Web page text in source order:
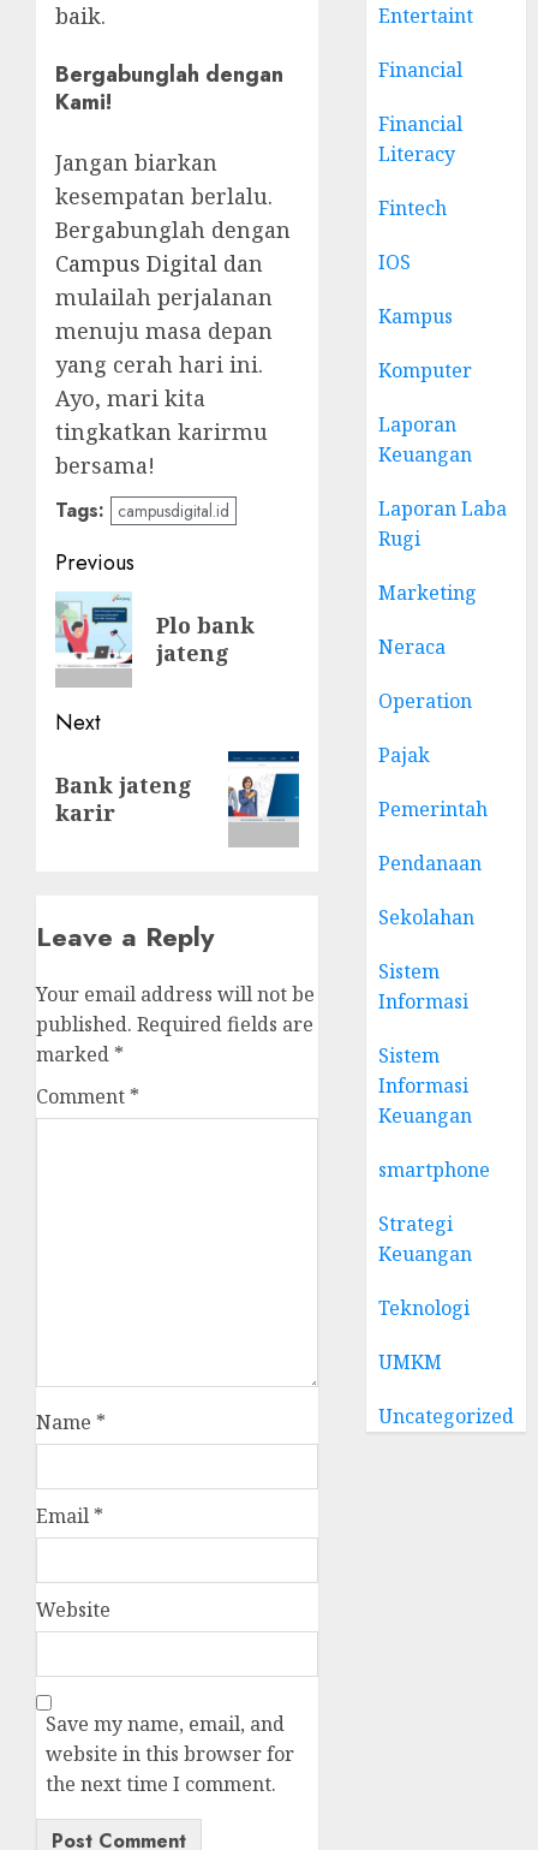
baik.
Bergabunglah dengan
Kami!
Jangan biarkan
kesempatan berlalu.
Bergabunglah dengan
Campus Digital dan
mulailah perjalanan
menuju masa depan
yang cerah hari ini.
Ayo, mari kita
tingkatkan karirmu
bersama!
Tags: campusdigital.id
Post
navigation
Previous
Previous
post:
Plo bank
jateng
Next
post:
Bank jateng
karir
Leave a Reply
Your email address will not be
published. Required fields are
marked *
Comment *
Name *
Email *
Website
Save my name, email, and
website in this browser for
the next time I comment.
Entertaint
Financial
Financial
Literacy
Fintech
IOS
Kampus
Komputer
Laporan
Keuangan
Laporan Laba
Rugi
Marketing
Neraca
Operation
Pajak
Pemerintah
Pendanaan
Sekolahan
Sistem
Informasi
Sistem
Informasi
Keuangan
smartphone
Strategi
Keuangan
Teknologi
UMKM
Uncategorized